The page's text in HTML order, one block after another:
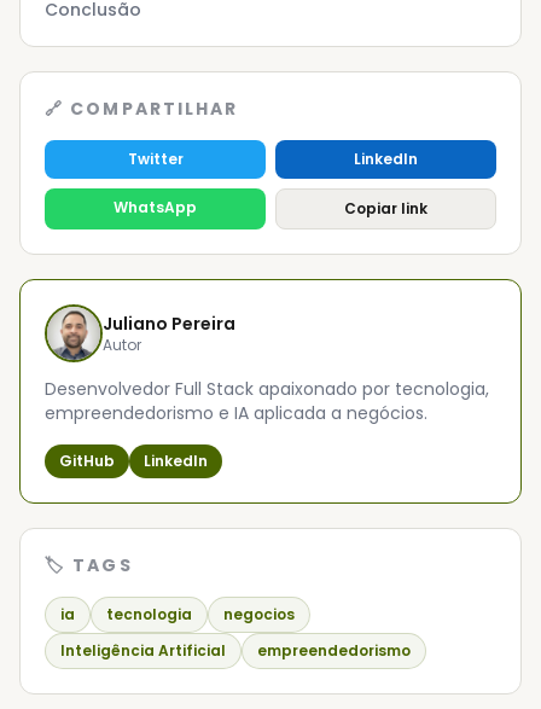
Conclusão
🔗 COMPARTILHAR
Twitter LinkedIn
WhatsApp Copiar link
Juliano Pereira
Autor
Desenvolvedor Full Stack apaixonado por tecnologia,
empreendedorismo e IA aplicada a negócios.
GitHub LinkedIn
🏷️ TAGS
ia tecnologia
negocios
Inteligência Artificial
empreendedorismo